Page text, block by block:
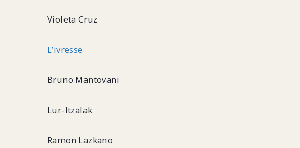
Violeta Cruz
L’ivresse
Bruno Mantovani
Lur-Itzalak
Ramon Lazkano